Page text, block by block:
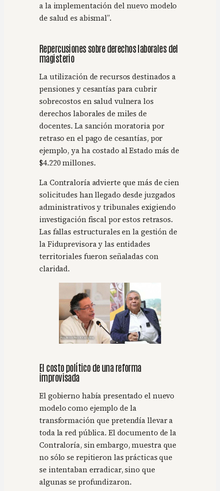
a la implementación del nuevo modelo
de salud es abismal”.
Repercusiones sobre derechos laborales del
magisterio
La utilización de recursos destinados a
pensiones y cesantías para cubrir
sobrecostos en salud vulnera los
derechos laborales de miles de
docentes. La sanción moratoria por
retraso en el pago de cesantías, por
ejemplo, ya ha costado al Estado más de
$4.220 millones.
La Contraloría advierte que más de cien
solicitudes han llegado desde juzgados
administrativos y tribunales exigiendo
investigación fiscal por estos retrasos.
Las fallas estructurales en la gestión de
la Fiduprevisora y las entidades
territoriales fueron señaladas con
claridad.
El costo político de una reforma
improvisada
El gobierno había presentado el nuevo
modelo como ejemplo de la
transformación que pretendía llevar a
toda la red pública. El documento de la
Contraloría, sin embargo, muestra que
no sólo se repitieron las prácticas que
se intentaban erradicar, sino que
algunas se profundizaron.